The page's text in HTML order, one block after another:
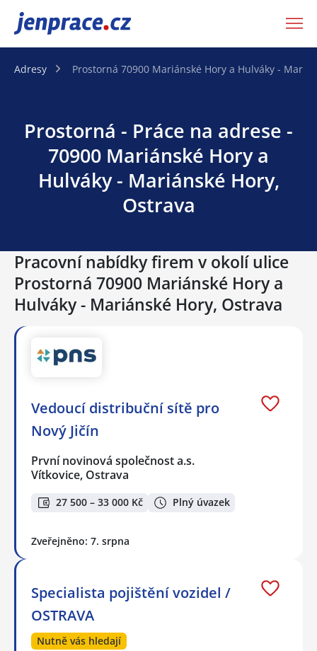
JenPráce.cz
Adresy Prostorná 70900 Mariánské Hory a Hulváky -
Prostorná - Práce na adrese -
70900 Mariánské Hory a
Hulváky - Mariánské Hory,
Ostrava
Pracovní nabídky firem v okolí ulice
Prostorná 70900 Mariánské Hory a
Hulváky - Mariánské Hory, Ostrava
Vedoucí distribuční sítě pro
Nový Jičín
První novinová společnost a.s.
Vítkovice, Ostrava
27 500 – 33 000 Kč Plný úvazek
Zveřejněno: 7. srpna
Specialista pojištění vozidel /
OSTRAVA
Nutně vás hledají